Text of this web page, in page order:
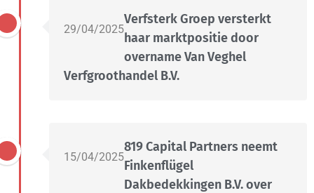
29/04/2025
Verfsterk Groep versterkt
haar marktpositie door
overname Van Veghel
Verfgroothandel B.V.
15/04/2025
819 Capital Partners neemt
Finkenflügel
Dakbedekkingen B.V. over